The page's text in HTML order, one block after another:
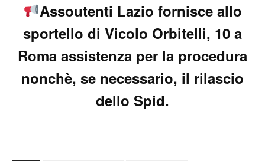
Assoutenti Lazio fornisce allo
sportello di Vicolo Orbitelli, 10 a
Roma assistenza per la procedura
nonchè, se necessario, il rilascio
dello Spid.